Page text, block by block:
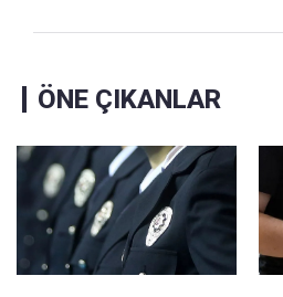
ÖNE ÇIKANLAR